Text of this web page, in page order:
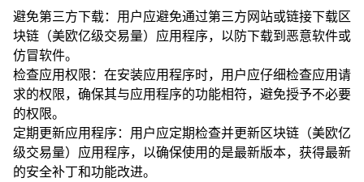
避免第三方下载：用户应避免通过第三方网站或链接下载区
块链（美欧亿级交易量）应用程序，以防下载到恶意软件或
仿冒软件。
检查应用权限：在安装应用程序时，用户应仔细检查应用请
求的权限，确保其与应用程序的功能相符，避免授予不必要
的权限。
定期更新应用程序：用户应定期检查并更新区块链（美欧亿
级交易量）应用程序，以确保使用的是最新版本，获得最新
的安全补丁和功能改进。